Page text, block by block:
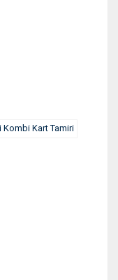
Kombi Kart Tamiri